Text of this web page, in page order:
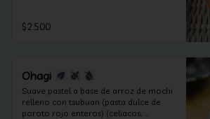
(apto celiacos, veganos y sin lactosa).
$2.500
Ohagi
Suave pastel a base de arroz de mochi
relleno con tsubuan (pasta dulce de
poroto rojo enteros) (celiacos,